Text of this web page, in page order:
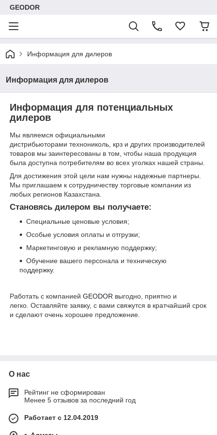
GEODOR
Информация для дилеров
Информация для дилеров
Информация для потенциальных
дилеров
Мы являемся официальными
дистрибьюторами технониколь, крз и других производителей
товаров мы заинтересованы в том, чтобы наша продукция
была доступна потребителям во всех уголках нашей страны.
Для достижения этой цели нам нужны надежные партнеры.
Мы приглашаем к сотрудничеству торговые компании из
любых регионов Казахстана.
Становясь дилером вы получаете:
Специальные ценовые условия;
Особые условия оплаты и отгрузки;
Маркетинговую и рекламную поддержку;
Обучение вашего персонала и техническую
поддержку.
Работать с компанией GEODOR выгодно, приятно и
легко. Оставляйте заявку, с вами свяжутся в кратчайший срок
и сделают очень хорошее предложение.
О нас
Рейтинг не сформирован
Менее 5 отзывов за последний год
Работает с 12.04.2019